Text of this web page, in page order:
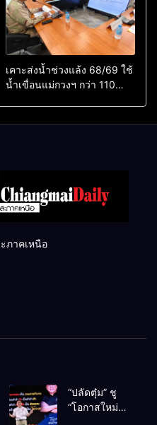
เคาะส่งน้ำช่วงแล้ง 68/69 ใช้
น้ำเขื่อนแม่กวงฯ กว่า 110
ภาคเหนือ
“ปลัดตุ๋ม” ชู
“โอกาสใหม่”